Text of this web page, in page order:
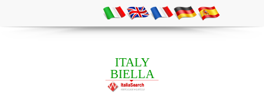
ITALY
BIELLA